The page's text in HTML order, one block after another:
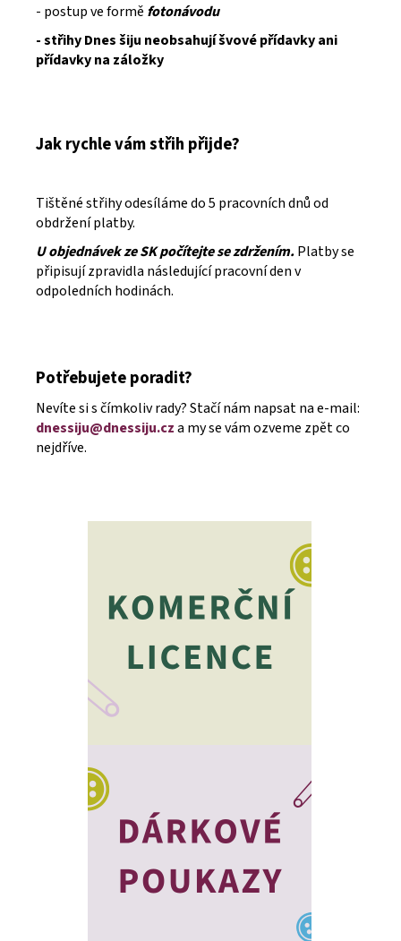
- postup ve formě fotonávodu
- střihy Dnes šiju neobsahují švové přídavky ani
přídavky na záložky
Jak rychle vám střih přijde?
Tištěné střihy odesíláme do 5 pracovních dnů od
obdržení platby.
U objednávek ze SK počítejte se zdržením.Platby se
připisují zpravidla následující pracovní den v
odpoledních hodinách.
Potřebujete poradit?
Nevíte si s čímkoliv rady? Stačí nám napsat na e-mail:
dnessiju@dnessiju.cza my se vám ozveme zpět co
nejdříve.